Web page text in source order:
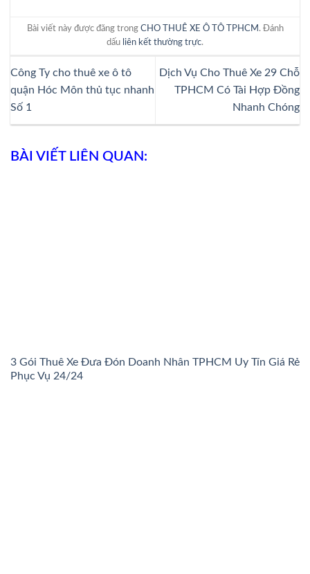
Bài viết này được đăng trong CHO THUÊ XE Ô TÔ TPHCM . Đánh
dấu liên kết thường trực.
Công Ty cho thuê xe ô tô
quận Hóc Môn thủ tục nhanh
Số 1
Dịch Vụ Cho Thuê Xe 29 Chỗ
TPHCM Có Tài Hợp Đồng
Nhanh Chóng
BÀI VIẾT LIÊN QUAN:
3 Gói Thuê Xe Đưa Đón Doanh Nhân TPHCM Uy Tín Giá Rẻ
Phục Vụ 24/24